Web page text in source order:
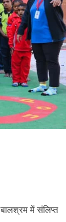
में संलिप्त